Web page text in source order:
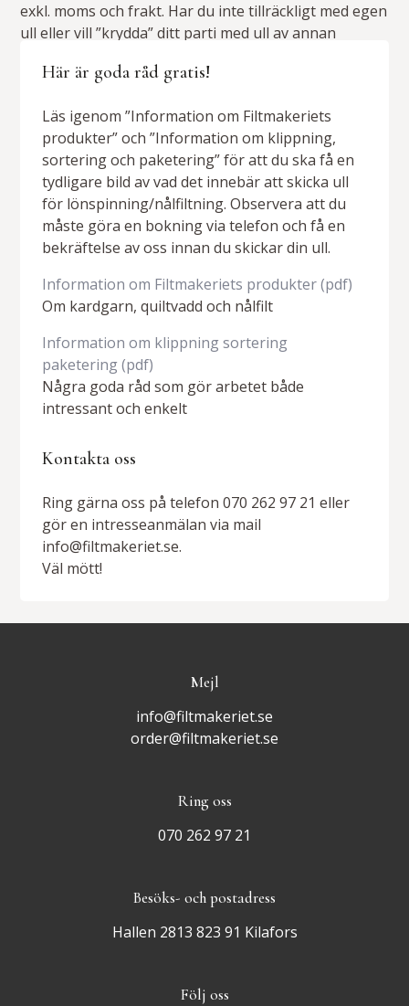
exkl. moms och frakt. Har du inte tillräckligt med egen
ull eller vill ”krydda” ditt parti med ull av annan
utbud av varierande fibrer i vårt materialförråd.
Här är goda råd gratis!
Läs igenom ”Information om Filtmakeriets
produkter” och ”Information om klippning,
sortering och paketering” för att du ska få en
tydligare bild av vad det innebär att skicka ull
för lönspinning/nålfiltning. Observera att du
måste göra en bokning via telefon och få en
bekräftelse av oss innan du skickar din ull.
Information om Filtmakeriets produkter (pdf)
Om kardgarn, quiltvadd och nålfilt
Information om klippning sortering
paketering (pdf)
Några goda råd som gör arbetet både
intressant och enkelt
Kontakta oss
Ring gärna oss på telefon 070 262 97 21 eller
gör en intresseanmälan via mail
info@filtmakeriet.se.
Väl mött!
Mejl
info@filtmakeriet.se
order@filtmakeriet.se
Ring oss
070 262 97 21
Besöks- och postadress
Hallen 2813 823 91 Kilafors
Följ oss